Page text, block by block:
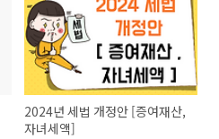
2024년 세법 개정안 [증여재산,
자녀세액]